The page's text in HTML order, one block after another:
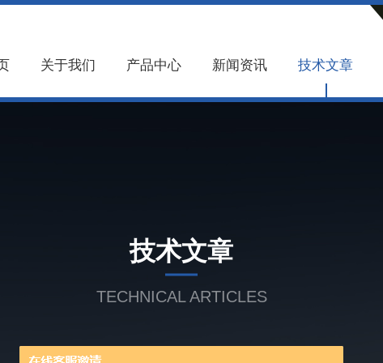
关于我们 产品中心 新闻资讯 技术文章
技术文章
TECHNICAL ARTICLES